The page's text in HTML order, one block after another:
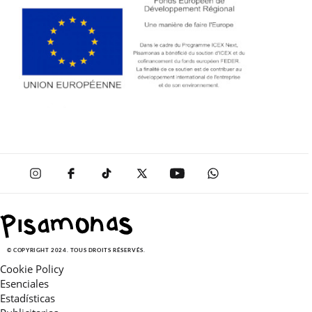
© COPYRIGHT 2024. TOUS DROITS RÉSERVÉS.
Cookie Policy
Esenciales
Estadísticas